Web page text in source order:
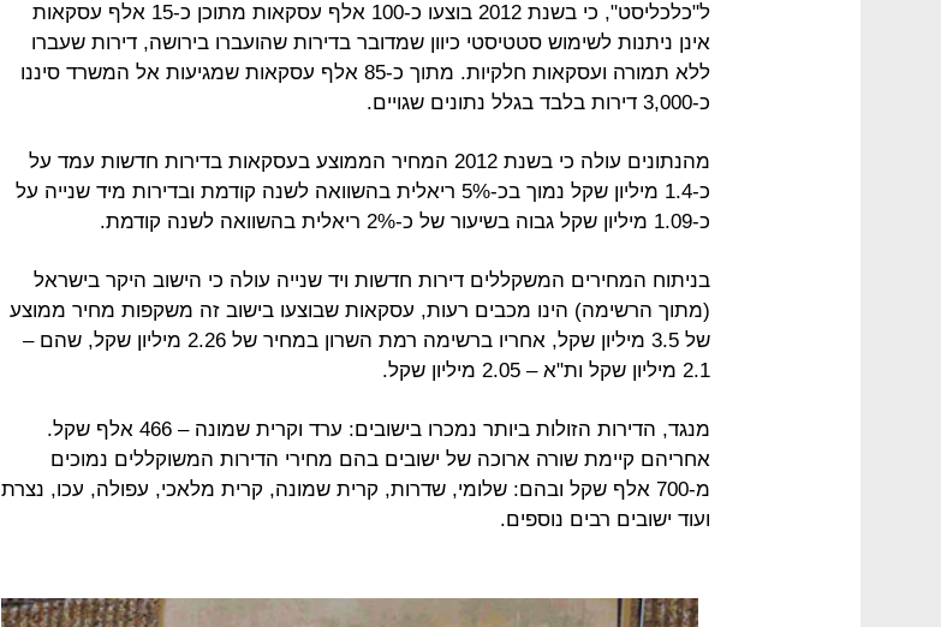
ל"כלכליסט", כי בשנת 2012 בוצעו כ-100 אלף עסקאות מתוכן כ-15 אלף עסקאות
אינן ניתנות לשימוש סטטיסטי כיוון שמדובר בדירות שהועברו בירושה, דירות שעברו
ללא תמורה ועסקאות חלקיות. מתוך כ-85 אלף עסקאות שמגיעות אל המשרד סיננו
כ-3,000 דירות בלבד בגלל נתונים שגויים.
מהנתונים עולה כי בשנת 2012 המחיר הממוצע בעסקאות בדירות חדשות עמד על
כ-1.4 מיליון שקל נמוך בכ-5% ריאלית בהשוואה לשנה קודמת ובדירות מיד שנייה על
כ-1.09 מיליון שקל גבוה בשיעור של כ-2% ריאלית בהשוואה לשנה קודמת.
בניתוח המחירים המשקללים דירות חדשות ויד שנייה עולה כי הישוב היקר בישראל
(מתוך הרשימה) הינו מכבים רעות, עסקאות שבוצעו בישוב זה משקפות מחיר ממוצע
של 3.5 מיליון שקל, אחריו ברשימה רמת השרון במחיר של 2.26 מיליון שקל, שהם –
2.1 מיליון שקל ות"א – 2.05 מיליון שקל.
מנגד, הדירות הזולות ביותר נמכרו בישובים: ערד וקרית שמונה – 466 אלף שקל.
אחריהם קיימת שורה ארוכה של ישובים בהם מחירי הדירות המשוקללים נמוכים
מ-700 אלף שקל ובהם: שלומי, שדרות, קרית שמונה, קרית מלאכי, עפולה, עכו, נצרת
ועוד ישובים רבים נוספים.